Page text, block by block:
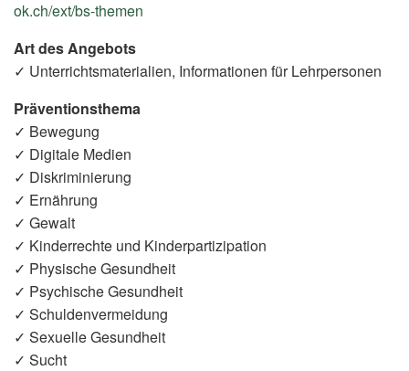
ok.ch/ext/bs-themen
Art des Angebots
✓ Unterrichtsmaterialien, Informationen für Lehrpersonen
Präventionsthema
✓ Bewegung
✓ Digitale Medien
✓ Diskriminierung
✓ Ernährung
✓ Gewalt
✓ Kinderrechte und Kinderpartizipation
✓ Physische Gesundheit
✓ Psychische Gesundheit
✓ Schuldenvermeidung
✓ Sexuelle Gesundheit
✓ Sucht